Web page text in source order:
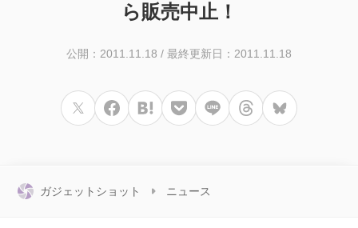
ら販売中止！
公開：2011.11.18 / 最終更新日：2011.11.18
ガジェットショット ニュース